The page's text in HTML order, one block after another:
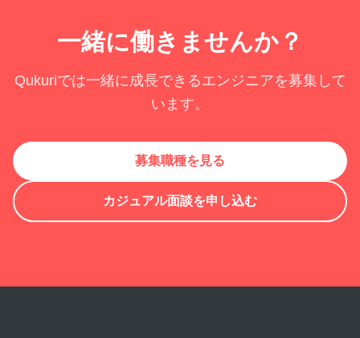
一緒に働きませんか？
Qukuriでは一緒に成長できるエンジニアを募集して
います。
募集職種を見る
カジュアル面談を申し込む